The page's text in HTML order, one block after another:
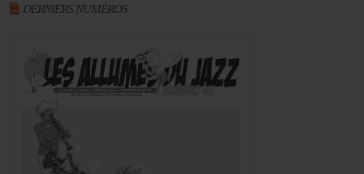
DERNIERS NUMÉROS